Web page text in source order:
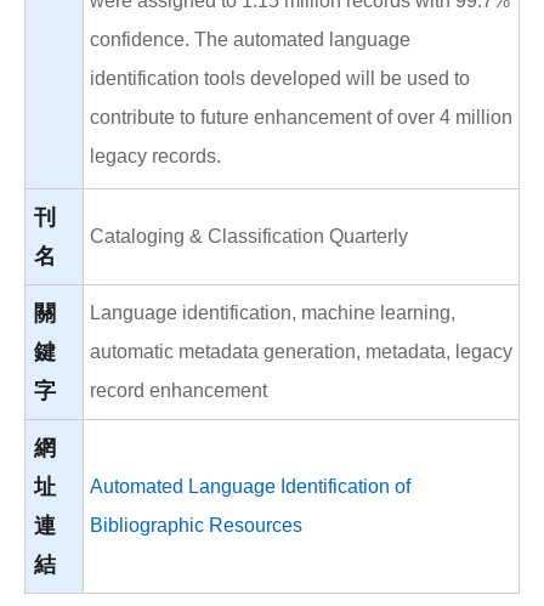
confidence. The automated language
identification tools developed will be used to
contribute to future enhancement of over 4 million
legacy records.
刊
名
Cataloging & Classification Quarterly
關
鍵
字
Language identification, machine learning,
automatic metadata generation, metadata, legacy
record enhancement
網
址
連
結
Automated Language Identification of
Bibliographic Resources